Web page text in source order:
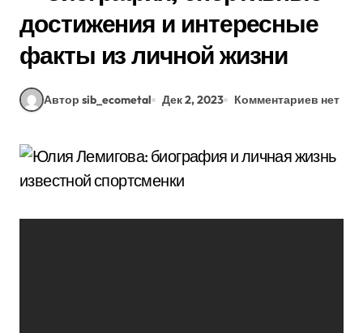
достижения и интересные
факты из личной жизни
Автор sib_ecometal Дек 2, 2023 Комментариев нет